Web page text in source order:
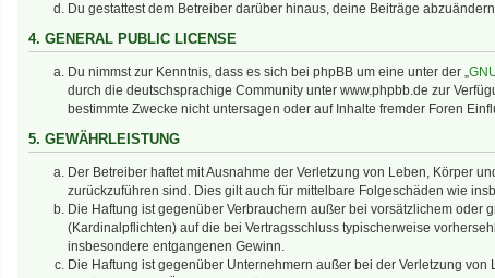
Du gestattest dem Betreiber darüber hinaus, deine Beiträge
4. GENERAL PUBLIC LICENSE
Du nimmst zur Kenntnis, dass es sich bei phpBB um eine unter der „
durch die deutschsprachige Community unter www.phpbb.de zur
bestimmte Zwecke nicht untersagen oder auf Inhalte fremder Foren
5. GEWÄHRLEISTUNG
Der Betreiber haftet mit Ausnahme der Verletzung von Leben, Körper
zurückzuführen sind. Dies gilt auch für mittelbare Folgeschäden wie
Die Haftung ist gegenüber Verbrauchern außer bei vorsätzlichem oder
(Kardinalpflichten) auf die bei Vertragsschluss typischerweise
insbesondere entgangenen Gewinn.
Die Haftung ist gegenüber Unternehmern außer bei der Verletzung